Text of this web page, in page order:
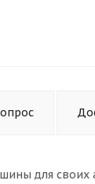
для